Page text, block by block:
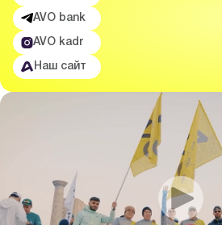
AVO bank
AVO kadr
Наш сайт